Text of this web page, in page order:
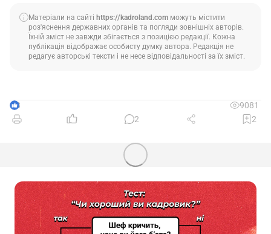
Матеріали на сайті https://kadroland.com можуть містити
роз'яснення державних органів та погляди зовнішніх авторів.
Їхній зміст не завжди збігається з позицією редакції. Кожна
публікація відображає особисту думку автора. Редакція не
редагує авторські тексти і не несе відповідальності за їх зміст.
3
9081
2
2